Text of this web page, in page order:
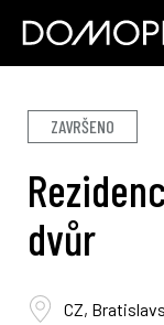
ZAVRŠENO
dvůr
CZ,